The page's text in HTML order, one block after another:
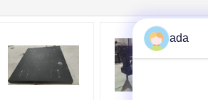
ada